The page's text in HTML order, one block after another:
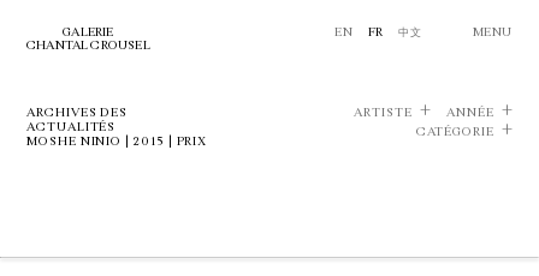
GALERIE
CHANTAL CROUSEL
EN FR 中文 MENU
ARCHIVES DES
ACTUALITÉS
MOSHE NINIO | 2015 | PRIX
ARTISTE
ANNÉE
CATÉGORIE